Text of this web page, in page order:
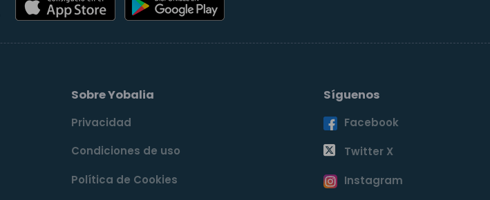
Sobre Yobalia
Privacidad
Condiciones de uso
Política de Cookies
Síguenos
Facebook
Twitter X
Instagram